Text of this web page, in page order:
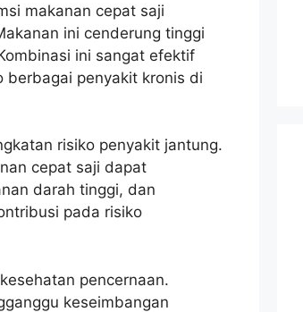
makanan cepat saji
ini cenderung tinggi
ini sangat efektif
berbagai penyakit kronis di
risiko penyakit jantung.
cepat saji dapat
darah tinggi, dan
pada risiko
pencernaan.
keseimbangan